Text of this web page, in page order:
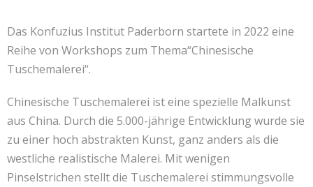
Business商业
Das Konfuzius Institut Paderborn startete in 2022 eine
Reihe von Workshops zum Thema“Chinesische
Tuschemalerei“.
Chinesische Tuschemalerei ist eine spezielle Malkunst
aus China. Durch die 5.000-jährige Entwicklung wurde sie
zu einer hoch abstrakten Kunst, ganz anders als die
westliche realistische Malerei. Mit wenigen
Pinselstrichen stellt die Tuschemalerei stimmungsvolle